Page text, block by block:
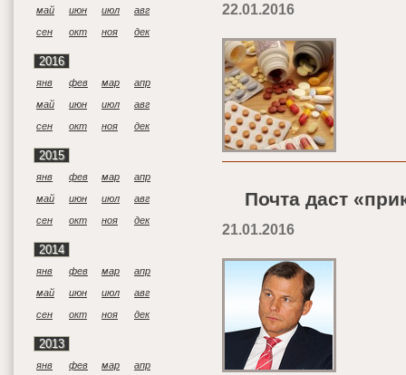
май
июн июл
авг
сен
окт ноя дек
2016
янв фев мар
апр
май
июн июл
авг
сен
окт ноя дек
2015
янв фев мар
апр
май
июн июл
авг
сен
окт ноя дек
2014
янв фев мар
апр
май
июн июл
авг
сен
окт ноя дек
2013
янв фев мар
апр
22.01.2016
Почта даст
21.01.2016